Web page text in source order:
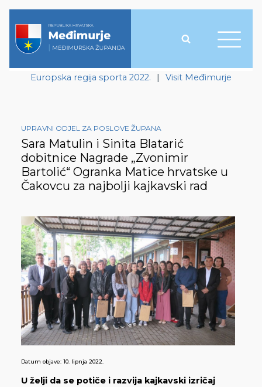
Europska regija sporta 2022. | Visit Međimurje
UPRAVNI ODJEL ZA POSLOVE ŽUPANA
Sara Matulin i Sinita Blatarić
dobitnice Nagrade „Zvonimir
Bartolić“ Ogranka Matice hrvatske u
Čakovcu za najbolji kajkavski rad
Datum objave: 10. lipnja 2022.
U želji da se potiče i razvija kajkavski izričaj